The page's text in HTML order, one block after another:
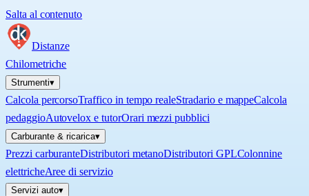
Salta al contenuto
Distanze
Chilometriche
Strumenti▾
Calcola percorsoTraffico in tempo realeStradario e mappeCalcola
pedaggioAutovelox e tutorOrari mezzi pubblici
Carburante & ricarica▾
Prezzi carburanteDistributori metanoDistributori GPLColonnine
elettricheAree di servizio
Servizi auto▾